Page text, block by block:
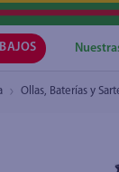
Ollas, Baterías y
1.
2.